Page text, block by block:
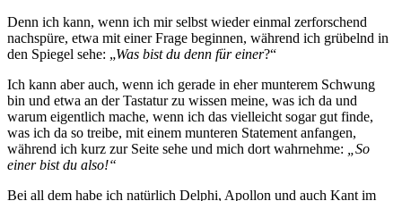
Denn ich kann, wenn ich mir selbst wieder einmal zerforschend
nachspüre, etwa mit einer Frage beginnen, während ich grübelnd in
den Spiegel sehe: „Was bist du denn für einer?“
Ich kann aber auch, wenn ich gerade in eher munterem Schwung
bin und etwa an der Tastatur zu wissen meine, was ich da und
warum eigentlich mache, wenn ich das vielleicht sogar gut finde,
was ich da so treibe, mit einem munteren Statement anfangen,
während ich kurz zur Seite sehe und mich dort wahrnehme:
„So
einer bist du also!“
Bei all dem habe ich natürlich Delphi, Apollon und auch Kant im